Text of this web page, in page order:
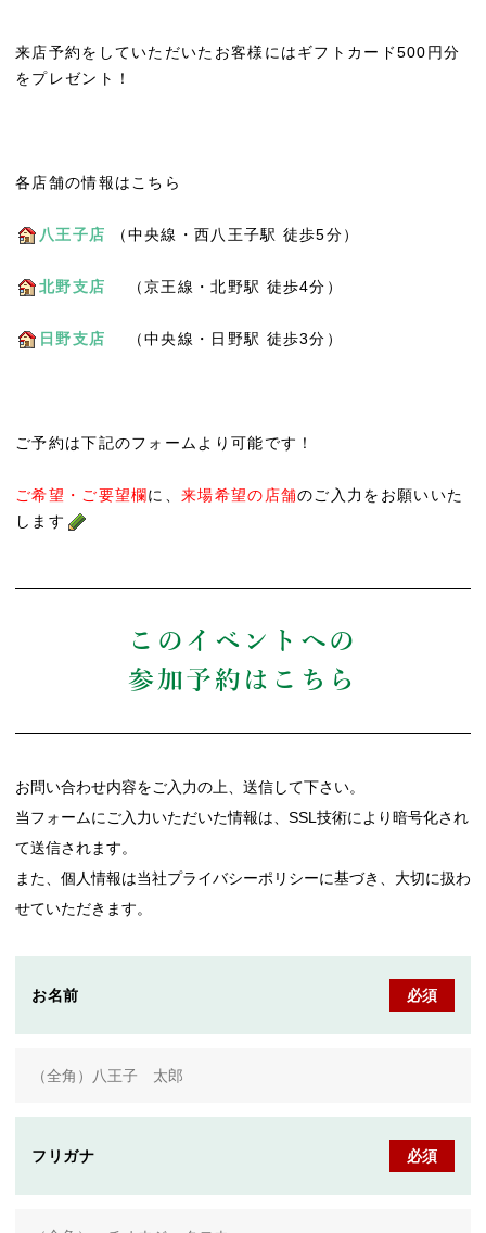
来店予約をしていただいたお客様にはギフトカード500円分
をプレゼント！
各店舗の情報はこちら
八王子店 （中央線・西八王子駅 徒歩5分）
北野支店 （京王線・北野駅 徒歩4分）
日野支店 （中央線・日野駅 徒歩3分）
ご予約は下記のフォームより可能です！
ご希望・ご要望欄に、来場希望の店舗のご入力をお願いいた
します
このイベントへの
参加予約はこちら
お問い合わせ内容をご入力の上、送信して下さい。
当フォームにご入力いただいた情報は、SSL技術により暗号化され
て送信されます。
また、個人情報は当社プライバシーポリシーに基づき、大切に扱わ
せていただきます。
お名前 必須
フリガナ 必須